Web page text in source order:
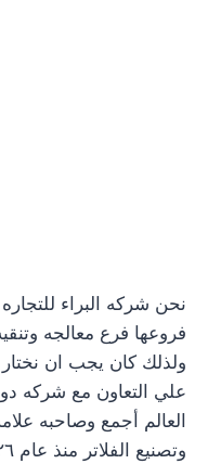
نحن شركه البراء
فروعها فرع معالجه
ولذلك كان يجب ان نختار
علي التعاون مع شركه
العالم أجمع وصاحبه